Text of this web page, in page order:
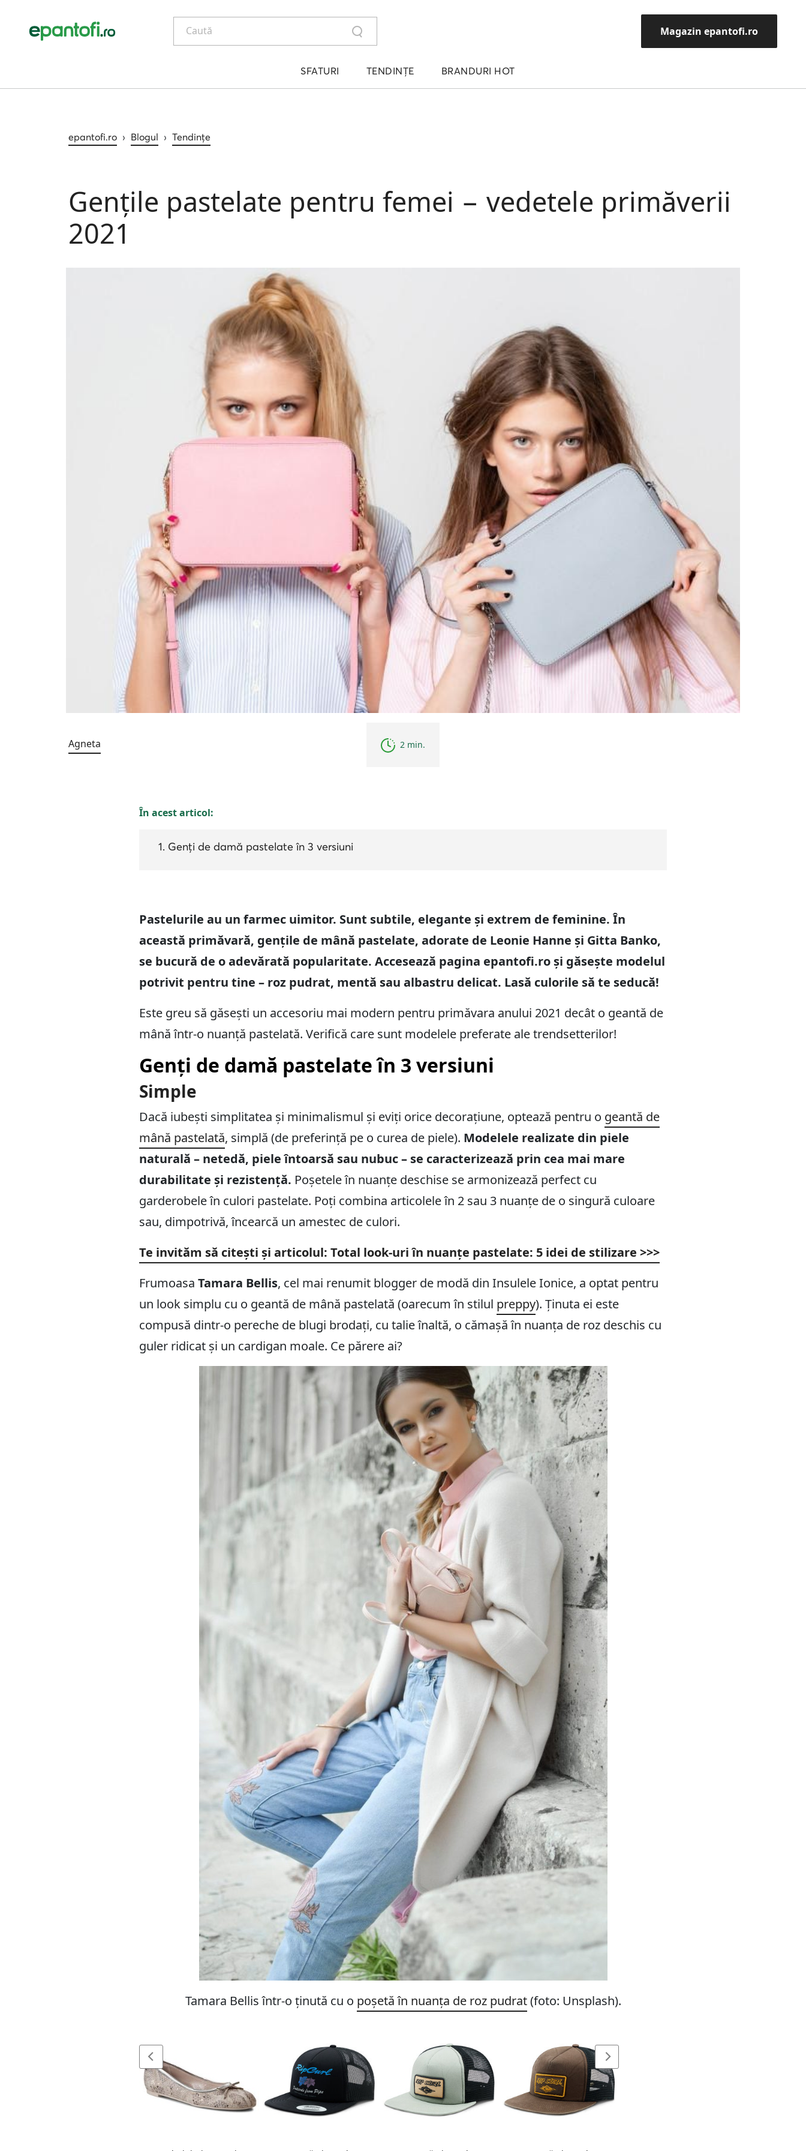
Caută Magazin epantofi.ro
SFATURI TENDINȚE BRANDURI HOT
epantofi.ro › Blogul › Tendințe
Gențile pastelate pentru femei − vedetele primăverii
2021
Tendințe
Agneta 2 min.
În acest articol:
Genți de damă pastelate în 3 versiuni
Pastelurile au un farmec uimitor. Sunt subtile, elegante și extrem de feminine. În
această primăvară, gențile de mână pastelate, adorate de Leonie Hanne și Gitta Banko,
se bucură de o adevărată popularitate. Accesează pagina epantofi.ro și găsește modelul
potrivit pentru tine – roz pudrat, mentă sau albastru delicat. Lasă culorile să te seducă!
Este greu să găsești un accesoriu mai modern pentru primăvara anului 2021 decât o geantă de
mână într-o nuanță pastelată. Verifică care sunt modelele preferate ale trendsetterilor!
Genți de damă pastelate în 3 versiuni
Simple
Dacă iubești simplitatea și minimalismul și eviți orice decorațiune, optează pentru o geantă de
mână pastelată, simplă (de preferință pe o curea de piele). Modelele realizate din piele
naturală – netedă, piele întoarsă sau nubuc – se caracterizează prin cea mai mare
durabilitate și rezistență. Poșetele în nuanțe deschise se armonizează perfect cu
garderobele în culori pastelate. Poți combina articolele în 2 sau 3 nuanțe de o singură culoare
sau, dimpotrivă, încearcă un amestec de culori.
Te invităm să citești și articolul: Total look-uri în nuanțe pastelate: 5 idei de stilizare >>>
Frumoasa Tamara Bellis, cel mai renumit blogger de modă din Insulele Ionice, a optat pentru
un look simplu cu o geantă de mână pastelată (oarecum în stilul preppy). Ținuta ei este
compusă dintr-o pereche de blugi brodați, cu talie înaltă, o cămașă în nuanța de roz deschis cu
guler ridicat și un cardigan moale. Ce părere ai?
Tamara Bellis într-o ținută cu o poșetă în nuanța de roz pudrat(foto: Unsplash).